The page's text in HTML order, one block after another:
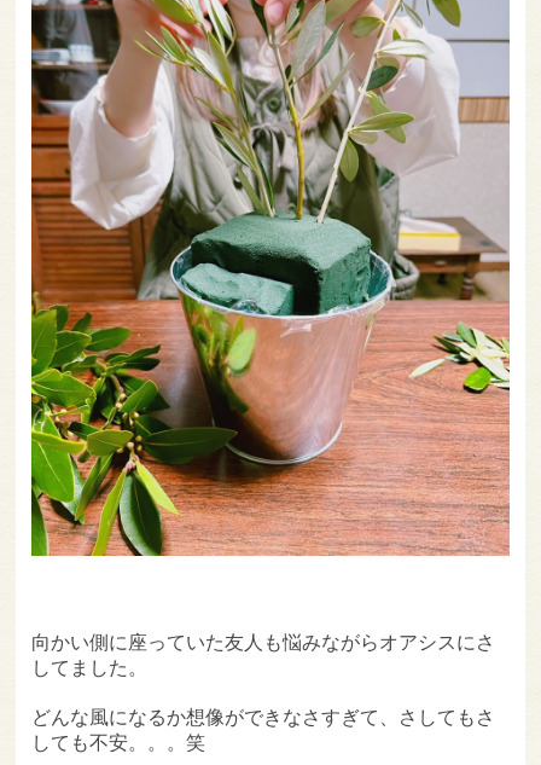
向かい側に座っていた友人も悩みながらオアシスにさ
してました。
どんな風になるか想像ができなさすぎて、さしてもさ
しても不安。。。笑